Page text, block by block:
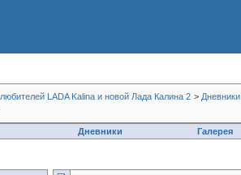
LADA Kalina и новой Лада Калина 2 > Дневники
Дневники Галерея